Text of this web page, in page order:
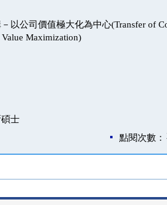
以公司價值極大化為中心(Transfer of
Value Maximization)
士
點閱次數：